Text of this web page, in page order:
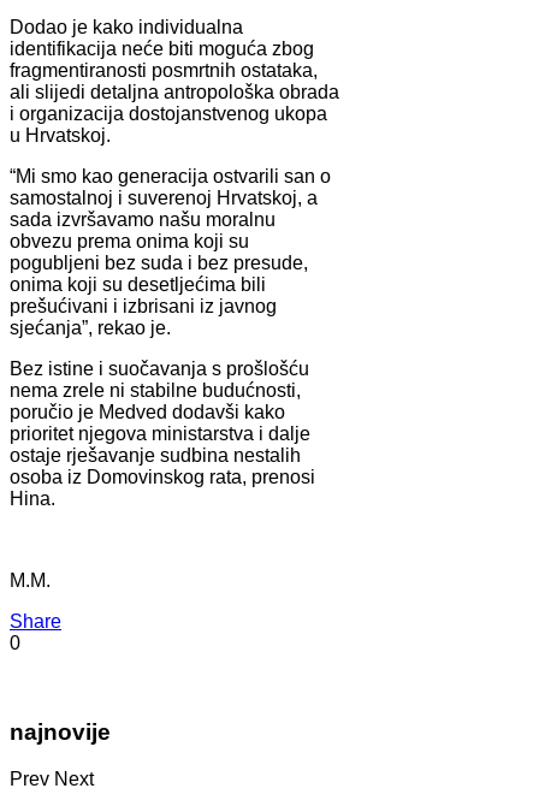
Dodao je kako individualna
identifikacija neće biti moguća zbog
fragmentiranosti posmrtnih ostataka,
ali slijedi detaljna antropološka obrada
i organizacija dostojanstvenog ukopa
u Hrvatskoj.
“Mi smo kao generacija ostvarili san o
samostalnoj i suverenoj Hrvatskoj, a
sada izvršavamo našu moralnu
obvezu prema onima koji su
pogubljeni bez suda i bez presude,
onima koji su desetljećima bili
prešućivani i izbrisani iz javnog
sjećanja”, rekao je.
Bez istine i suočavanja s prošlošću
nema zrele ni stabilne budućnosti,
poručio je Medved dodavši kako
prioritet njegova ministarstva i dalje
ostaje rješavanje sudbina nestalih
osoba iz Domovinskog rata, prenosi
Hina.
M.M.
Share
0
najnovije
Prev Next